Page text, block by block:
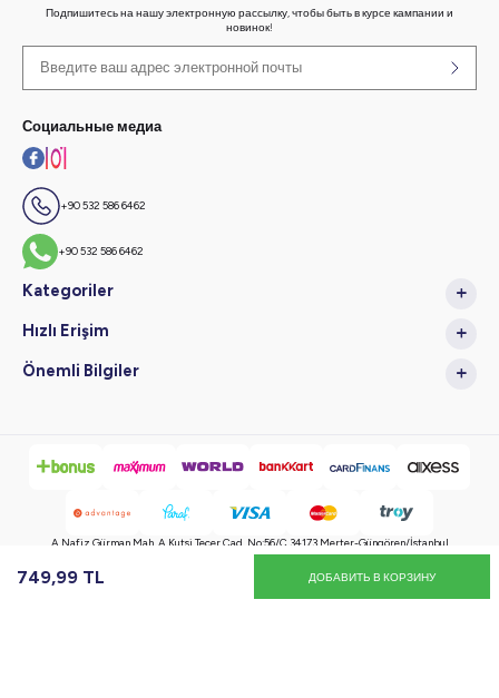
749,99 TL ДОБАВИТЬ В КОРЗИНУ
Подпишитесь на нашу электронную рассылку, чтобы быть в курсе кампании и
новинок!
Социальные медиа
+90 532 586 6462
+90 532 586 6462
Kategoriler
Hızlı Erişim
Önemli Bilgiler
A.Nafiz Gürman Mah. A.Kutsi Tecer Cad. No:56/C 34173 Merter-Güngören/İstanbul